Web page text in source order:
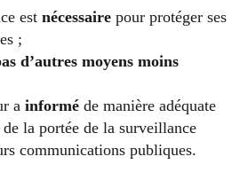
est nécessaire pour protéger ses
;
d’autres moyens moins
a informé de manière adéquate
la portée de la surveillance
communications publiques.